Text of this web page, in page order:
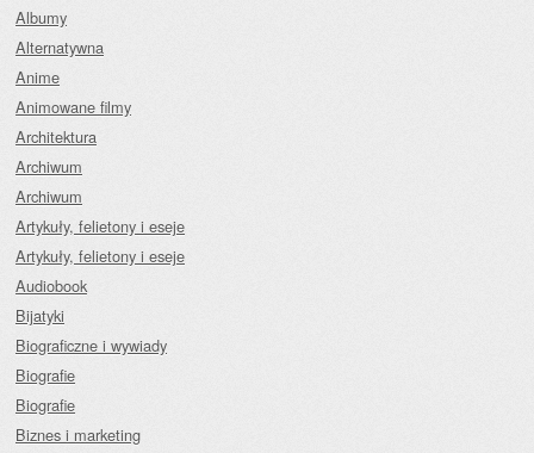
Albumy
Alternatywna
Anime
Animowane filmy
Architektura
Archiwum
Archiwum
Artykuły, felietony i eseje
Artykuły, felietony i eseje
Audiobook
Bijatyki
Biograficzne i wywiady
Biografie
Biografie
Biznes i marketing